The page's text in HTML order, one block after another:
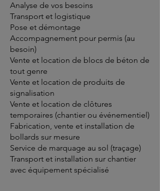
Analyse de vos besoins
Transport et logistique
Pose et démontage
Accompagnement pour permis (au
besoin)
Vente et location de blocs de béton de
tout genre
Vente et location de produits de
signalisation
Vente et location de clôtures
temporaires (chantier ou événementiel)
Fabrication, vente et installation de
bollards sur mesure
Service de marquage au sol (traçage)
Transport et installation sur chantier
avec équipement spécialisé